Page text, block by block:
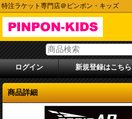
特注ラケット専門店＠ピンポン・キッズ
ログイン 新規登録はこちら
商品詳細